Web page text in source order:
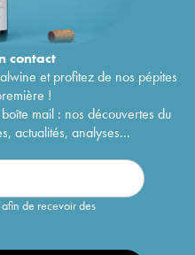
contact
et profitez de nos pépites
!
mail : nos découvertes du
actualités, analyses...
de recevoir des